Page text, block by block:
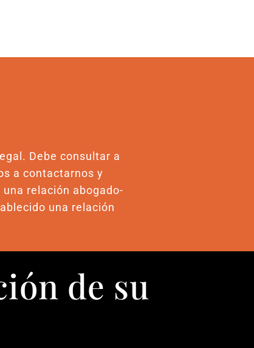
Debe consultar a
a contactarnos y
relación abogado-
una relación
de su